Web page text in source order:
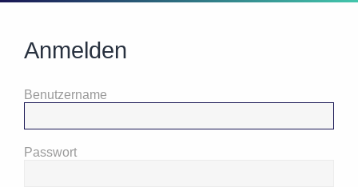
Anmelden
Benutzername
Passwort